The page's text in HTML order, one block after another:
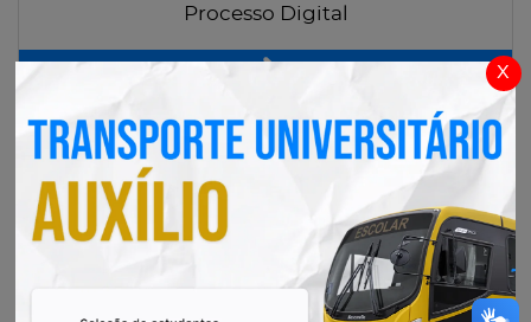
x
Processo Digital
Radar Transparência Pública